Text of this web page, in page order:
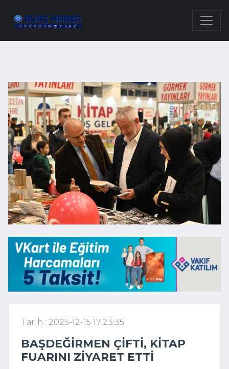
Tarih : 2025-12-15 17:23:35
BAŞDEĞIRMEN ÇIFTI, KITAP
FUARINI ZIYARET ETTI